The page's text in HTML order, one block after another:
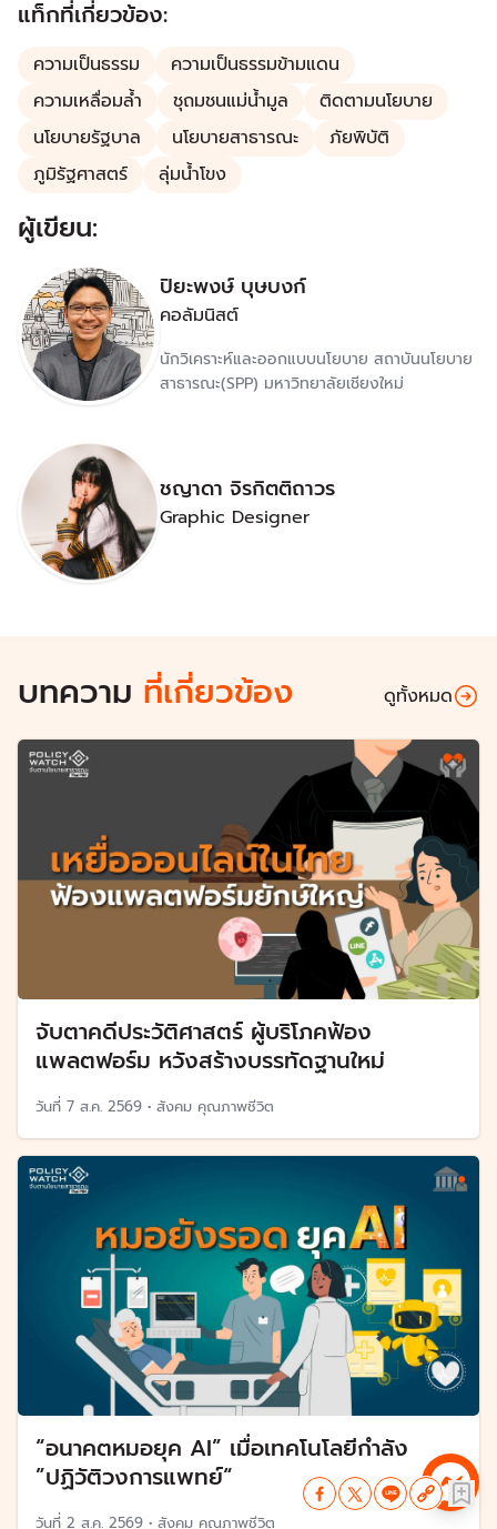
PDP แผน AEDP แผน EEP แผน Gas Plan และแผน Oil
แท็กที่เกี่ยวข้อง:
ความเป็นธรรม
ความเป็นธรรมข้ามแดน
ความเหลื่อมล้ำ
ชุถมชนแม่น้ำมูล
ติดตามนโยบาย
นโยบายรัฐบาล
นโยบายสาธารณะ
ภัยพิบัติ
ภูมิรัฐศาสตร์
ลุ่มน้ำโขง
ผู้เขียน:
ปิยะพงษ์ บุษบงก์
คอลัมนิสต์
นักวิเคราะห์และออกแบบนโยบาย สถาบันนโยบาย
สาธารณะ(SPP) มหาวิทยาลัยเชียงใหม่
ชญาดา จิรกิตติถาวร
Graphic Designer
บทความ ที่เกี่ยวข้อง ดูทั้งหมด
จับตาคดีประวัติศาสตร์ ผู้บริโภคฟ้อง
แพลตฟอร์ม หวังสร้างบรรทัดฐานใหม่
วันที่ 7 ส.ค. 2569 • สังคม คุณภาพชีวิต
“อนาคตหมอยุค AI” เมื่อเทคโนโลยีกำลัง
”ปฏิวัติวงการแพทย์“
วันที่ 2 ส.ค. 2569 • สังคม คุณภาพชีวิต